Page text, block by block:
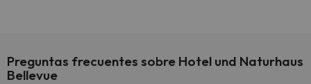
Preguntas frecuentes sobre Hotel und Naturhaus
Bellevue